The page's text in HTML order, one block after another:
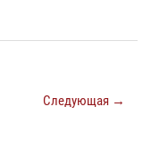
Следующая →